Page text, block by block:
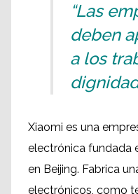
“Las
deben
a los
Xiaomi es una
electrónica fundada
en Beijing. Fabrica
electrónicos, como